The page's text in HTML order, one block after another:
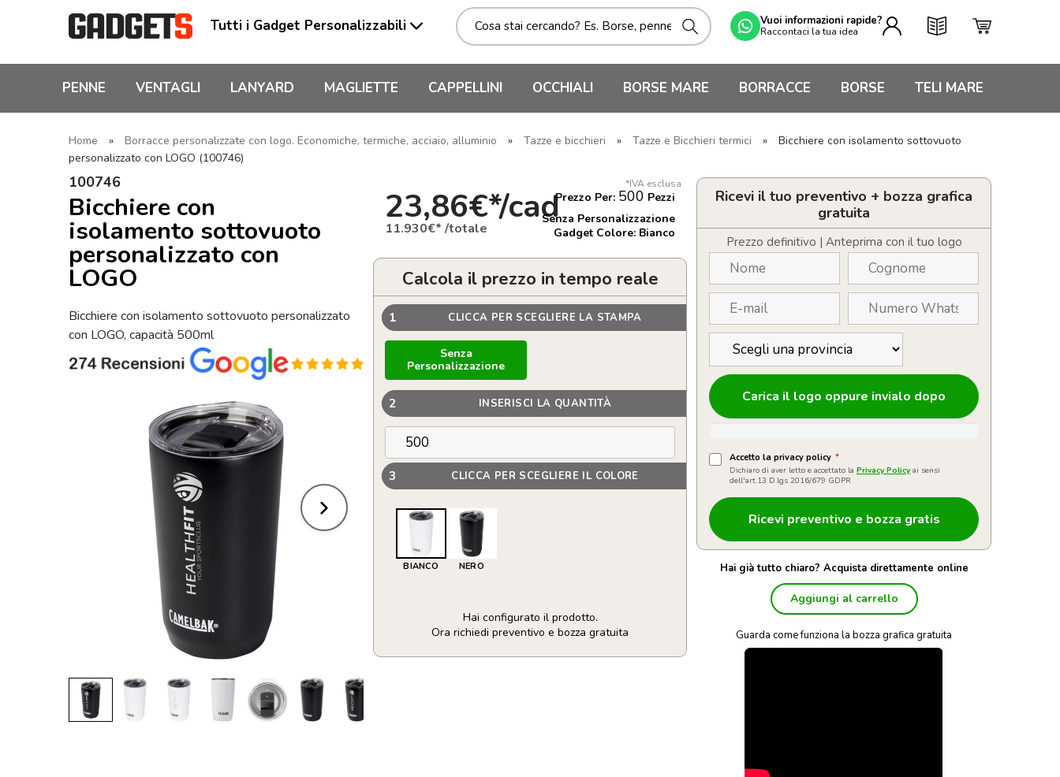
Tutti i Gadget Personalizzabili Vuoi informazioni rapide?
Raccontaci la tua idea
PENNE VENTAGLI LANYARD MAGLIETTE CAPPELLINI OCCHIALI BORSE MARE BORRACCE BORSE TELI MARE
Home » Borracce personalizzate con logo. Economiche, termiche, acciaio, alluminio » Tazze e bicchieri » Tazze e Bicchieri termici »
Bicchiere con isolamento sottovuoto
personalizzato con LOGO (100746)
100746
Bicchiere con
isolamento sottovuoto
personalizzato con
LOGO
Bicchiere con isolamento sottovuoto personalizzato
con LOGO, capacità 500ml
*IVA esclusa
23,86€*/cad
11.930€* /totale
Prezzo Per: 500 Pezzi
Senza Personalizzazione
Gadget Colore: Bianco
Calcola il prezzo in tempo reale
1 CLICCA PER SCEGLIERE LA STAMPA
Senza
Personalizzazione
2 INSERISCI LA QUANTITÀ
3 CLICCA PER SCEGLIERE IL COLORE
BIANCO NERO
Hai configurato il prodotto.
Ora richiedi preventivo e bozza gratuita
Bicchiere
Ricevi il tuo preventivo + bozza grafica
gratuita
Prezzo definitivo | Anteprima con il tuo logo
Carica il logo oppure invialo dopo
Accetto la privacy policy *
Dichiaro di aver letto e accettato la Privacy Policy ai sensi
dell'art.13 D.lgs 2016/679 GDPR
Hai già tutto chiaro? Acquista direttamente online
Aggiungi al carrello
Guarda come funziona la bozza grafica gratuita